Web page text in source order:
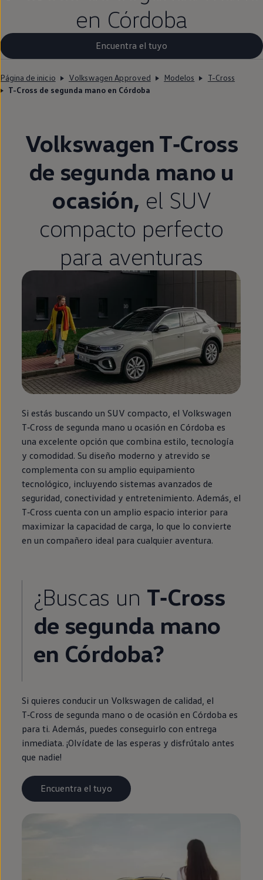
en Córdoba
Encuentra el tuyo
Página de inicio Volkswagen Approved Modelos
T-Cross
T-Cross de segunda mano en Córdoba
Volkswagen T‑Cross
de segunda mano u
ocasión, el SUV
compacto perfecto
para aventuras
Si estás buscando un SUV compacto, el Volkswagen
T‑Cross de segunda mano u ocasión en Córdoba es
una excelente opción que combina estilo, tecnología
y comodidad. Su diseño moderno y atrevido se
complementa con su amplio equipamiento
tecnológico, incluyendo sistemas avanzados de
seguridad, conectividad y entretenimiento. Además, el
T‑Cross cuenta con un amplio espacio interior para
maximizar la capacidad de carga, lo que lo convierte
en un compañero ideal para cualquier aventura.
¿Buscas un T‑Cross
de segunda mano
en Córdoba?
Si quieres conducir un Volkswagen de calidad, el
T‑Cross de segunda mano o de ocasión en Córdoba es
para ti. Además, puedes conseguirlo con entrega
inmediata. ¡Olvídate de las esperas y disfrútalo antes
que nadie!
Encuentra el tuyo